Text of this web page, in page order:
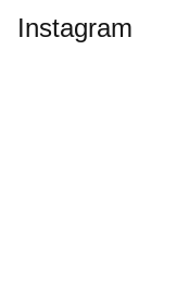
Instagram